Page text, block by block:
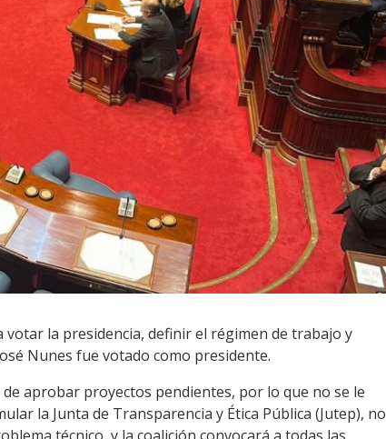
la presidencia, definir el régimen de trabajo y
Nunes fue votado como presidente.
aprobar proyectos pendientes, por lo que no se le
la Junta de Transparencia y Ética Pública (Jutep), no